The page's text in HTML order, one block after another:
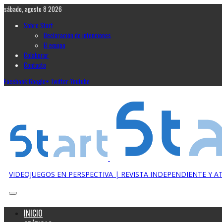
sábado, agosto 8 2026
Sobre Start
Declaración de intenciones
El equipo
Colaborar
Contacto
FacebookGoogle+ TwitterYoutube
VIDEOJUEGOS EN PERSPECTIVA | REVISTA INDEPENDIENTE Y
INICIO